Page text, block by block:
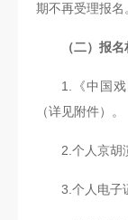
期不再受理报名
（二）报
1.《中国
（详见附件）。
2.个人京胡
3.个人电子